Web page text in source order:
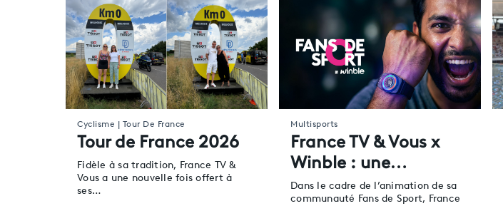
Cyclisme | Tour De France
Tour de France 2026
Fidèle à sa tradition, France TV &
Vous a une nouvelle fois offert à
ses…
Multisports
France TV & Vous x
Winble : une…
Dans le cadre de l’animation de sa
communauté Fans de Sport, France